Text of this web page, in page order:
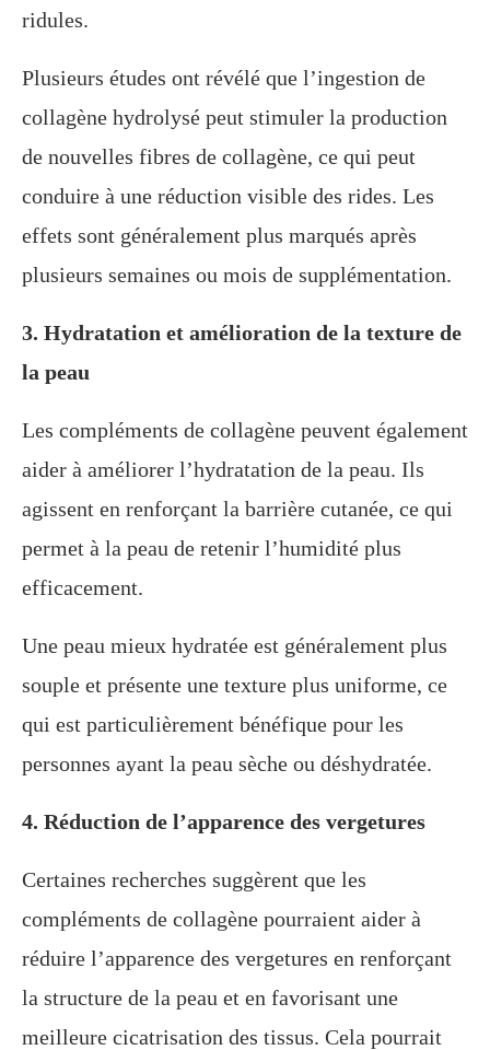
ridules.
Plusieurs études ont révélé que l’ingestion de
collagène hydrolysé peut stimuler la production
de nouvelles fibres de collagène, ce qui peut
conduire à une réduction visible des rides. Les
effets sont généralement plus marqués après
plusieurs semaines ou mois de supplémentation.
3. Hydratation et amélioration de la texture de
la peau
Les compléments de collagène peuvent également
aider à améliorer l’hydratation de la peau. Ils
agissent en renforçant la barrière cutanée, ce qui
permet à la peau de retenir l’humidité plus
efficacement.
Une peau mieux hydratée est généralement plus
souple et présente une texture plus uniforme, ce
qui est particulièrement bénéfique pour les
personnes ayant la peau sèche ou déshydratée.
4. Réduction de l’apparence des vergetures
Certaines recherches suggèrent que les
compléments de collagène pourraient aider à
réduire l’apparence des vergetures en renforçant
la structure de la peau et en favorisant une
meilleure cicatrisation des tissus. Cela pourrait